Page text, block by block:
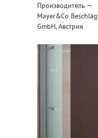
Производитель —
Mayer&Co
GmbH, Австрия